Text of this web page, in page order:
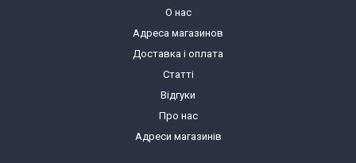
О нас
Адреса магазинов
Доставка і оплата
Статті
Відгуки
Про нас
Адреси магазинів